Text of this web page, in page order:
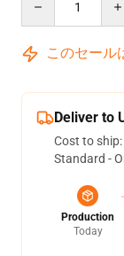
このセール
Deliver to
Cost to ship:
Standard -
Production
Today